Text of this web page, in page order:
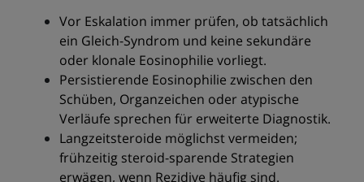
Vor Eskalation immer prüfen, ob tatsächlich
ein Gleich-Syndrom und keine sekundäre
oder klonale Eosinophilie vorliegt.
Persistierende Eosinophilie zwischen den
Schüben, Organzeichen oder atypische
Verläufe sprechen für erweiterte Diagnostik.
Langzeitsteroide möglichst vermeiden;
frühzeitig steroid-sparende Strategien
erwägen, wenn Rezidive häufig sind.